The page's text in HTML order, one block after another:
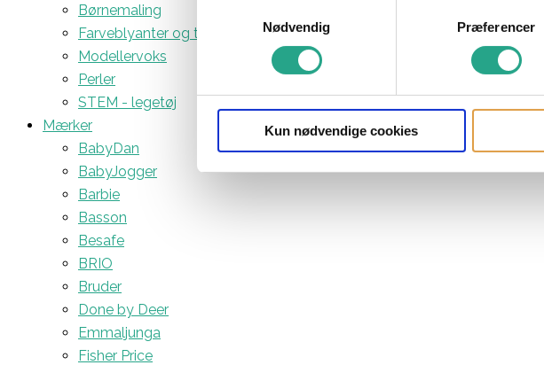
Nødvendig
Præferencer
Kun nødvendige cookies
Børnemaling
Farveblyanter og tuscher
Modellervoks
Perler
STEM - legetøj
Mærker
BabyDan
BabyJogger
Barbie
Basson
Besafe
BRIO
Bruder
Done by Deer
Emmaljunga
Fisher Price